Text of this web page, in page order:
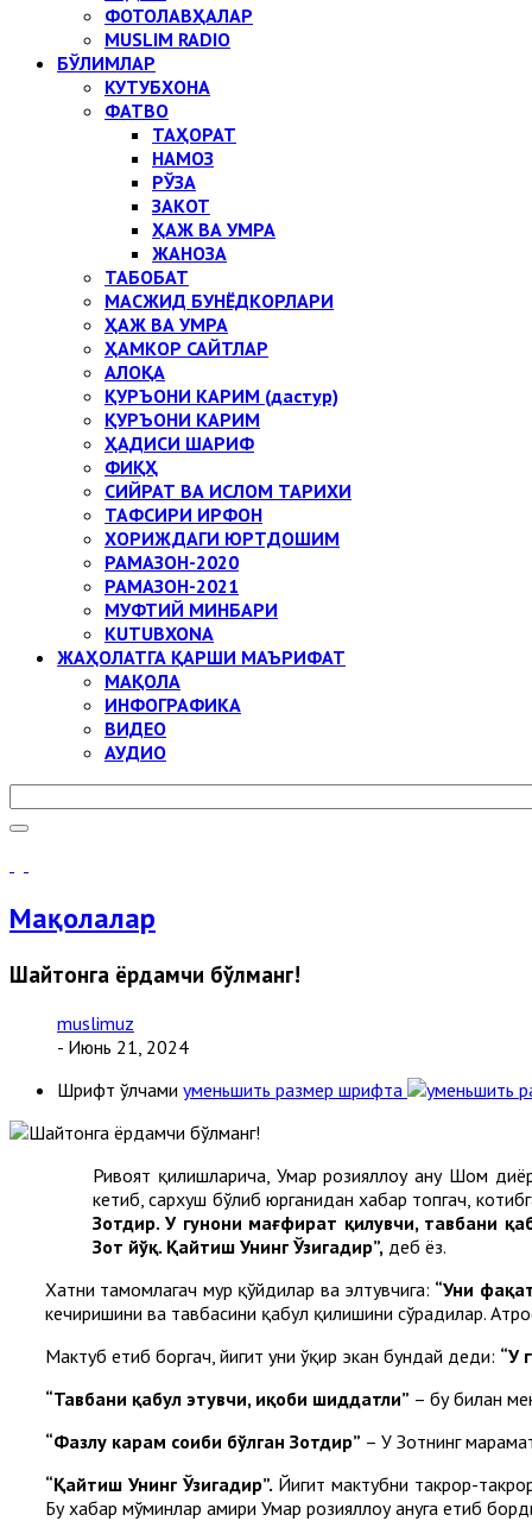
ФОТОЛАВҲАЛАР
MUSLIM RADIO
БЎЛИМЛАР
КУТУБХОНА
ФАТВО
ТАҲОРАТ
НАМОЗ
РЎЗА
ЗАКОТ
ҲАЖ ВА УМРА
ЖАНОЗА
ТАБОБАТ
МАСЖИД БУНЁДКОРЛАРИ
ҲАЖ ВА УМРА
ҲАМКОР САЙТЛАР
АЛОҚА
ҚУРЪОНИ КАРИМ (дастур)
ҚУРЪОНИ КАРИМ
ҲАДИСИ ШАРИФ
ФИҚҲ
СИЙРАТ ВА ИСЛОМ ТАРИХИ
ТАФСИРИ ИРФОН
ХОРИЖДАГИ ЮРТДОШИМ
РАМАЗОН-2020
РАМАЗОН-2021
МУФТИЙ МИНБАРИ
KUTUBXONA
ЖАҲОЛАТГА ҚАРШИ МАЪРИФАТ
МАҚОЛА
ИНФОГРАФИКА
ВИДЕО
АУДИО
Мақолалар
Шайтонга ёрдамчи бўлманг!
muslimuz
- Июнь 21, 2024
Шрифт ўлчами уменьшить размер шрифта
Ривоят қилишларича, Умар розияллоҳу анҳу Шом
кетиб, сархуш бўлиб юрганидан хабар топгач,
Зотдир. У гуноҳни мағфират қилувчи, тавбани
Зот йўқ. Қайтиш Унинг Ўзигадир”, деб ёз.
Хатни тамомлагач муҳр қўйдилар ва элтувчига: “Уни
кечиришини ва тавбасини қабул қилишини сўрадилар.
Мактуб етиб боргач, йигит уни ўқир экан бундай деди: “У
“Тавбани қабул этувчи, иқоби шиддатли” – бу билан
“Фазлу карам соҳиби бўлган Зотдир” – У Зотнинг
“Қайтиш Унинг Ўзигадир”. Йигит мактубни такрор-
Бу хабар мўминлар амири Умар розияллоҳу анҳуга етиб